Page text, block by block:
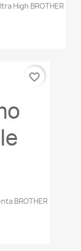
High BROTHER
BROTHER
favorite_border